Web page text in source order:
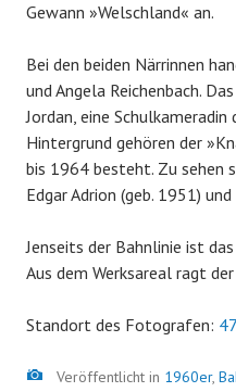
Gewann »Welschland« an.
Bei den beiden Närrinnen
und Angela Reichenbach.
Jordan, eine Schulkameradin
Hintergrund gehören der
bis 1964 besteht. Zu sehen
Edgar Adrion (geb. 1951)
Jenseits der Bahnlinie ist
Aus dem Werksareal ragt
Standort des Fotografen:
Bild
Veröffentlicht in 1960er,